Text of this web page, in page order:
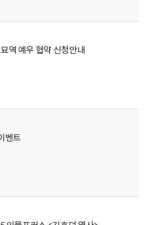
역 예우 협약 신청안내
벤트